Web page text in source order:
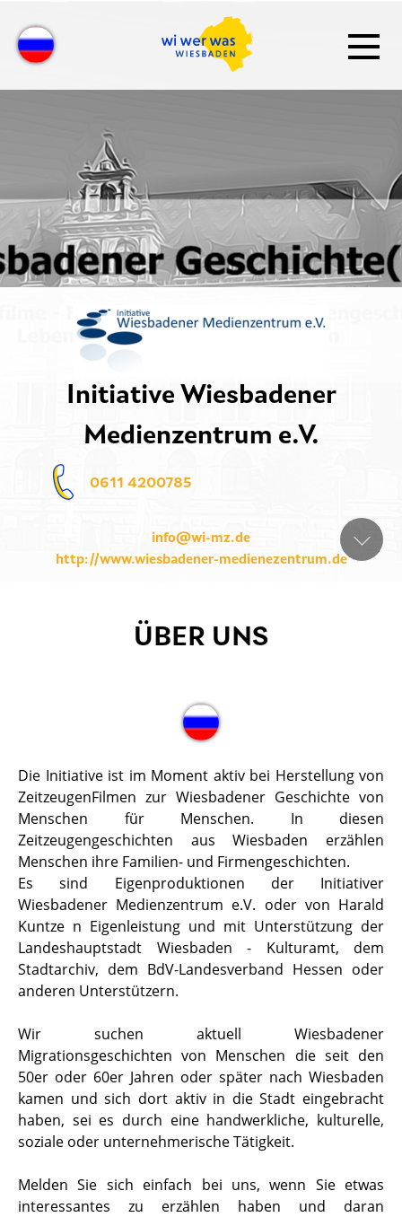
Initiative Wiesbadener
Medienzentrum e.V.
0611 4200785
info@wi-mz.de
http://www.wiesbadener-medienezentrum.de
ÜBER UNS
Die Initiative ist im Moment aktiv bei Herstellung von
ZeitzeugenFilmen zur Wiesbadener Geschichte von
Menschen für Menschen. In diesen
Zeitzeugengeschichten aus Wiesbaden erzählen
Menschen ihre Familien- und Firmengeschichten.
Es sind Eigenproduktionen der Initiativer
Wiesbadener Medienzentrum e.V. oder von Harald
Kuntze n Eigenleistung und mit Unterstützung der
Landeshauptstadt Wiesbaden - Kulturamt, dem
Stadtarchiv, dem BdV-Landesverband Hessen oder
anderen Unterstützern.
Wir suchen aktuell Wiesbadener
Migrationsgeschichten von Menschen die seit den
50er oder 60er Jahren oder später nach Wiesbaden
kamen und sich dort aktiv in die Stadt eingebracht
haben, sei es durch eine handwerkliche, kulturelle,
soziale oder unternehmerische Tätigkeit.
Melden Sie sich einfach bei uns, wenn Sie etwas
interessantes zu erzählen haben und daran